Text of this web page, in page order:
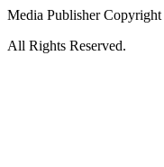
Media Publisher
All Rights Reserved.